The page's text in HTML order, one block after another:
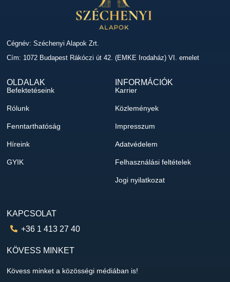
Cégnév: Széchenyi Alapok Zrt.
Cím: 1072 Budapest Rákóczi út 42. (EMKE Irodaház) VI. emelet
OLDALAK
Befektetéseink
Rólunk
Fenntarthatóság
Híreink
GYIK
INFORMÁCIÓK
Karrier
Közlemények
Impresszum
Adatvédelem
Felhasználási feltételek
Jogi nyilatkozat
KAPCSOLAT
+36 1 413 27 40
KÖVESS MINKET
Kövess minket a közösségi médiában is!